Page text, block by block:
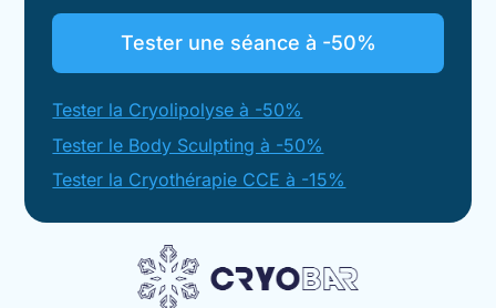
Tester une séance à -50%
Tester la Cryolipolyse à -50%
Tester le Body Sculpting à -50%
Tester la Cryothérapie CCE à -15%